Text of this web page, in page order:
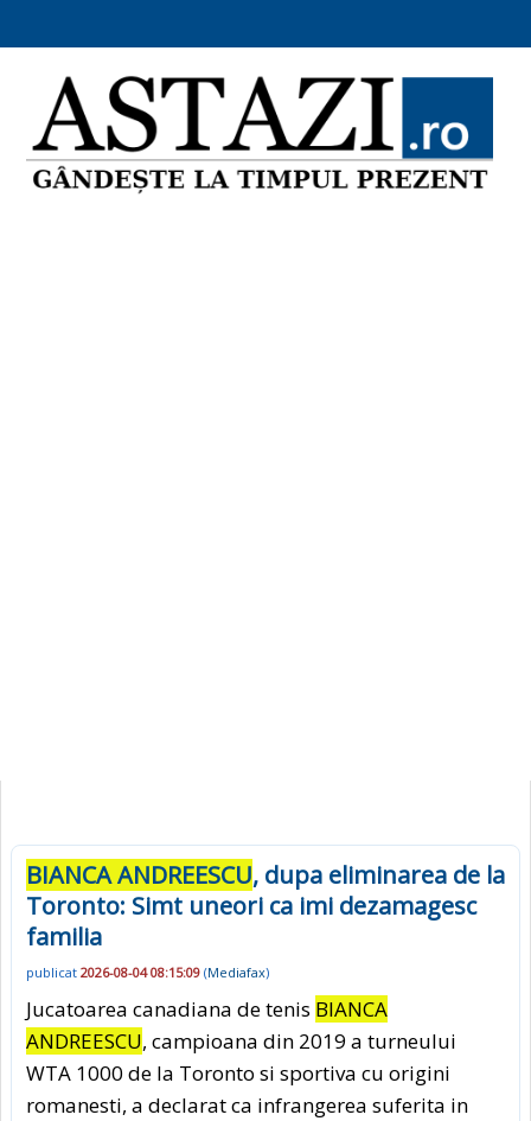
BIANCA ANDREESCU, dupa eliminarea de la
Toronto: Simt uneori ca imi dezamagesc
familia
publicat 2026-08-04 08:15:09 (Mediafax)
Jucatoarea canadiana de tenis BIANCA
ANDREESCU, campioana din 2019 a turneului
WTA 1000 de la Toronto si sportiva cu origini
romanesti, a declarat ca infrangerea suferita in